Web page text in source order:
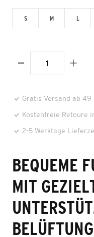
S M L
Gratis Versand ab 49
Kostenfreie Retoure
2-5 Werktage
BEQUEME
MIT
BELÜFTUNG